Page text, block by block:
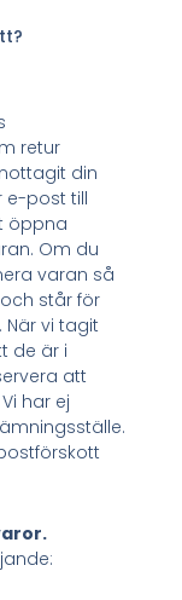
retur
din
e-post till
öppna
Om du
varan så
står för
vi tagit
de är i
att
har ej